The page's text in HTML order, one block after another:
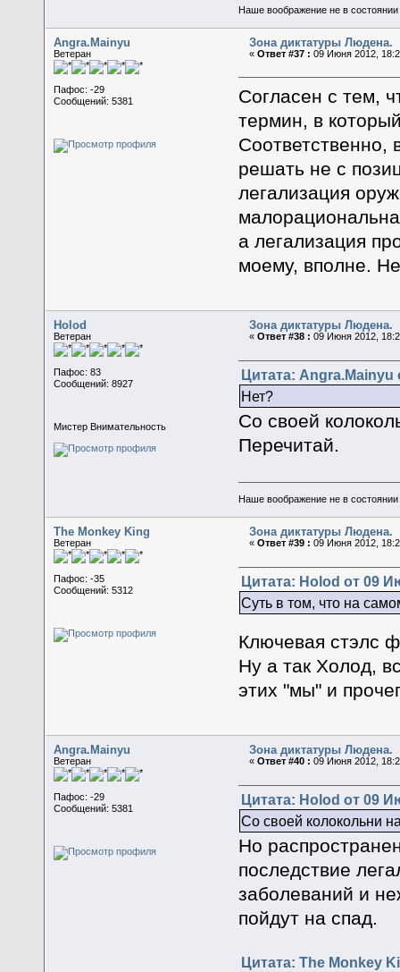
Наше воображение не в
Angra.Mainyu
Ветеран
Пафос: -29
Сообщений: 5381
Зона диктатуры Людена.
«Ответ #37 : 09 Июня 2012,
Согласен с тем,
термин, в
Соответственно,
решать не с
легализация
а легализация
моему, вполне.
Holod
Ветеран
Пафос: 83
Сообщений: 8927
Мистер Внимательность
Зона диктатуры Людена.
«Ответ #38 : 09 Июня 2012,
Цитата: Angra.Mainyu
Нет?
Со своей
Перечитай.
Наше воображение не в
The Monkey King
Ветеран
Пафос: -35
Сообщений: 5312
Зона диктатуры Людена.
«Ответ #39 : 09 Июня 2012,
Цитата: Holod от 09
Суть в том, что на
Ключевая стэлс
Ну а так Холод,
этих "мы" и
Angra.Mainyu
Ветеран
Пафос: -29
Сообщений: 5381
Зона диктатуры Людена.
«Ответ #40 : 09 Июня 2012,
Цитата: Holod от 09
Со своей колокольни
Но
последствие
заболеваний и
пойдут на спад.
Цитата: The Monkey